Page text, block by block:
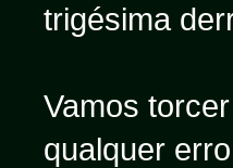
trigésima
Vamos
qualquer